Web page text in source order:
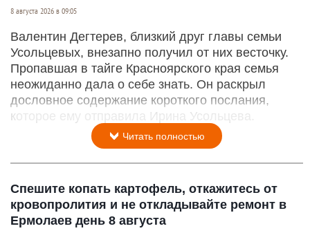
8 августа 2026 в 09:05
Валентин Дегтерев, близкий друг главы семьи
Усольцевых, внезапно получил от них весточку.
Пропавшая в тайге Красноярского края семья
неожиданно дала о себе знать. Он раскрыл
дословное содержание короткого послания,
которое ему отправила Ирина Усольцева.
Читать полностью
Спешите копать картофель, откажитесь от
кровопролития и не откладывайте ремонт в
Ермолаев день 8 августа